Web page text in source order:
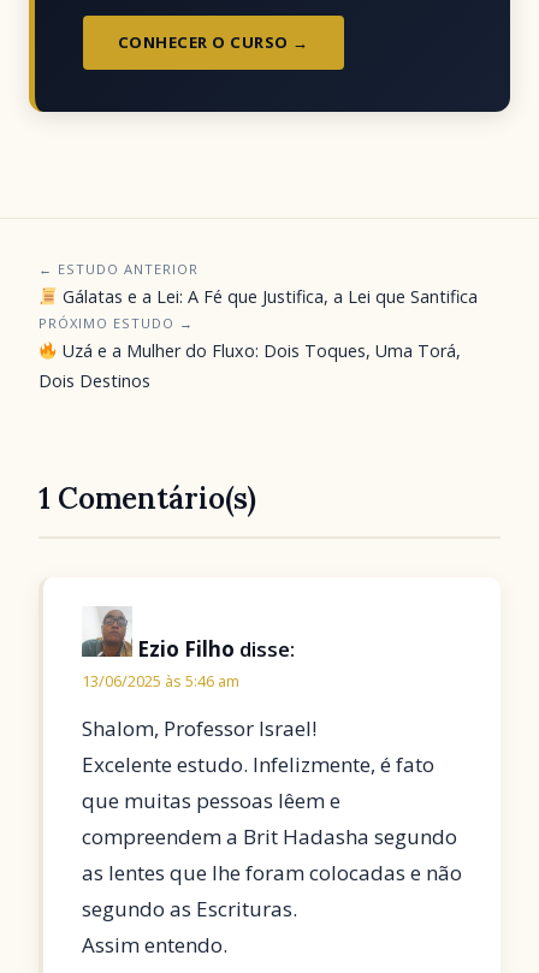
CONHECER O CURSO →
← ESTUDO ANTERIOR
Gálatas e a Lei: A Fé que Justifica, a Lei que Santifica
PRÓXIMO ESTUDO →
Uzá e a Mulher do Fluxo: Dois Toques, Uma Torá,
Dois Destinos
1 Comentário(s)
Ezio Filho disse:
13/06/2025 às 5:46 am
Shalom, Professor Israel!
Excelente estudo. Infelizmente, é fato
que muitas pessoas lêem e
compreendem a Brit Hadasha segundo
as lentes que lhe foram colocadas e não
segundo as Escrituras.
Assim entendo.